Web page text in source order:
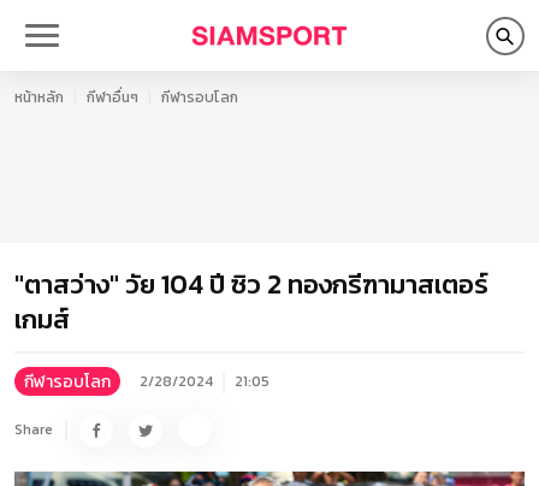
หน้าหลัก กีฬาอื่นๆ กีฬารอบโลก
"ตาสว่าง" วัย 104 ปี ซิว 2 ทองกรีฑามาสเตอร์
เกมส์
กีฬารอบโลก 2/28/2024 21:05
Share